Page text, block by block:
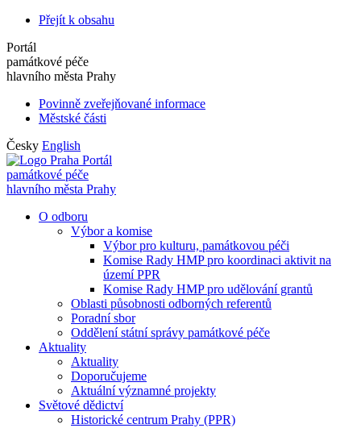
Přejít k obsahu
Portál
památkové péče
hlavního města Prahy
Povinně zveřejňované informace
Městské části
Česky English
Portál
památkové péče
hlavního města Prahy
O odboru
Výbor a komise
Výbor pro kulturu, památkovou péči
Komise Rady HMP pro koordinaci aktivit na
území PPR
Komise Rady HMP pro udělování grantů
Oblasti působnosti odborných referentů
Poradní sbor
Oddělení státní správy památkové péče
Aktuality
Aktuality
Doporučujeme
Aktuální významné projekty
Světové dědictví
Historické centrum Prahy (PPR)